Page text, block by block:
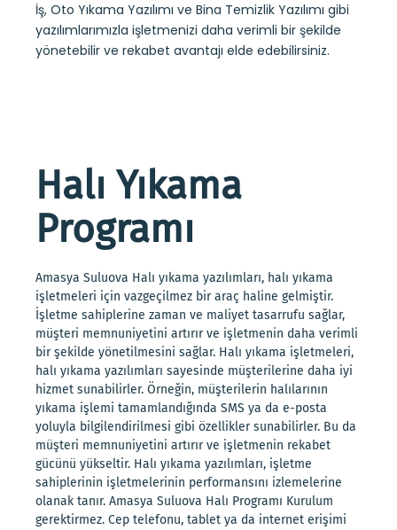
İş, Oto Yıkama Yazılımı ve Bina Temizlik Yazılımı gibi
yazılımlarımızla işletmenizi daha verimli bir şekilde
yönetebilir ve rekabet avantajı elde edebilirsiniz.
Halı Yıkama
Programı
Amasya Suluova Halı yıkama yazılımları, halı yıkama
işletmeleri için vazgeçilmez bir araç haline gelmiştir.
İşletme sahiplerine zaman ve maliyet tasarrufu sağlar,
müşteri memnuniyetini artırır ve işletmenin daha verimli
bir şekilde yönetilmesini sağlar. Halı yıkama işletmeleri,
halı yıkama yazılımları sayesinde müşterilerine daha iyi
hizmet sunabilirler. Örneğin, müşterilerin halılarının
yıkama işlemi tamamlandığında SMS ya da e-posta
yoluyla bilgilendirilmesi gibi özellikler sunabilirler. Bu da
müşteri memnuniyetini artırır ve işletmenin rekabet
gücünü yükseltir. Halı yıkama yazılımları, işletme
sahiplerinin işletmelerinin performansını izlemelerine
olanak tanır. Amasya Suluova Halı Programı Kurulum
gerektirmez. Cep telefonu, tablet ya da internet erişimi